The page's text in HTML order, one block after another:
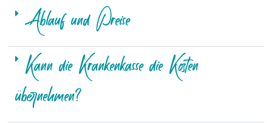
Ablauf und Preise
Kann die Krankenkasse die Kosten
übernehmen?